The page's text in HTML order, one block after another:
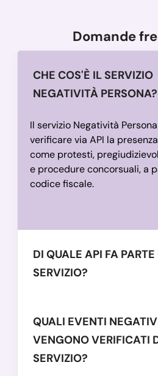
Domande
CHE COS'È IL SERVIZIO
NEGATIVITÀ PERSONA?
Il servizio Negatività
verificare via API la
come protesti,
e procedure concorsuali, a
codice fiscale.
DI QUALE API FA PARTE
SERVIZIO?
QUALI EVENTI
VENGONO VERIFICATI
SERVIZIO?